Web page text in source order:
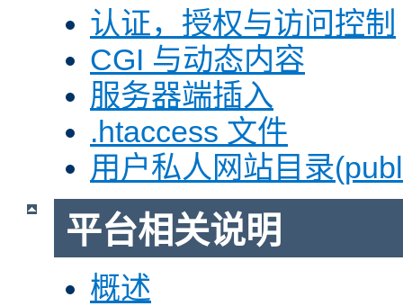
认证，授权与访问控制
CGI 与动态内容
服务器端插入
.htaccess 文件
用户私人网站目录
平台相关说明
概述